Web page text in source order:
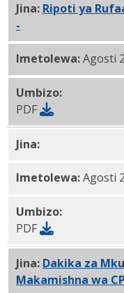
Jina: Ripoti ya
-
Imetolewa:Agosti
Umbizo:
PDF
Jina:CPOC Agosti
Imetolewa:Agosti
Umbizo:
PDF
Jina: Dakika za
Makamishna wa